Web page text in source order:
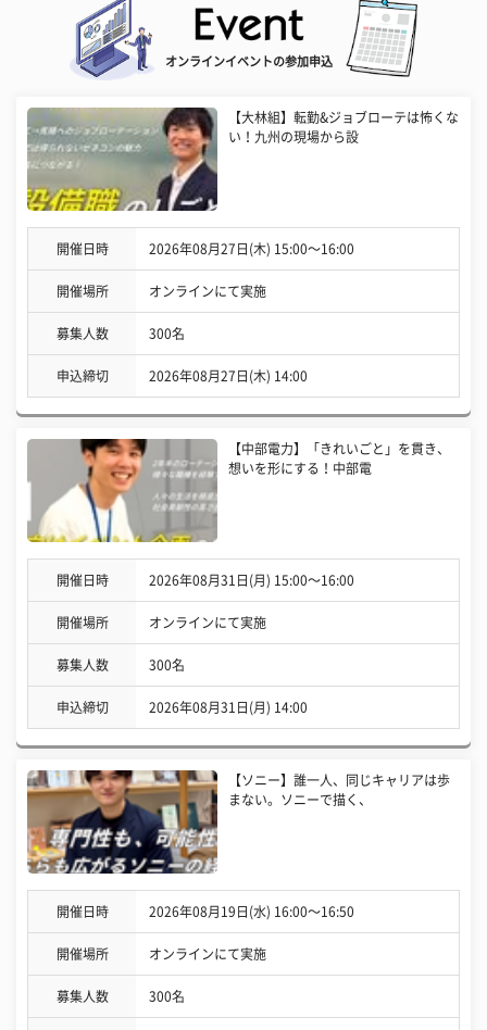
オンラインイベントの参加申込
【大林組】転勤&ジョブローテは怖くな
い！九州の現場から設
開催日時 2026年08月27日(木) 15:00〜16:00
開催場所 オンラインにて実施
募集人数 300名
申込締切 2026年08月27日(木) 14:00
【中部電力】「きれいごと」を貫き、
想いを形にする！中部電
開催日時 2026年08月31日(月) 15:00〜16:00
開催場所 オンラインにて実施
募集人数 300名
申込締切 2026年08月31日(月) 14:00
【ソニー】誰一人、同じキャリアは歩
まない。ソニーで描く、
開催日時 2026年08月19日(水) 16:00〜16:50
開催場所 オンラインにて実施
募集人数 300名